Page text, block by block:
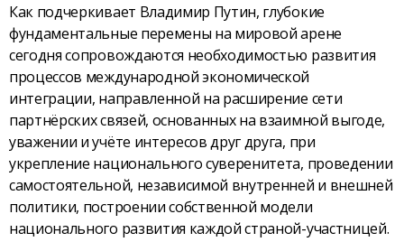
Как подчеркивает Владимир Путин, глубокие
фундаментальные перемены на мировой арене
сегодня сопровождаются необходимостью развития
процессов международной экономической
интеграции, направленной на расширение сети
партнёрских связей, основанных на взаимной выгоде,
уважении и учёте интересов друг друга, при
укрепление национального суверенитета, проведении
самостоятельной, независимой внутренней и внешней
политики, построении собственной модели
национального развития каждой страной-участницей.